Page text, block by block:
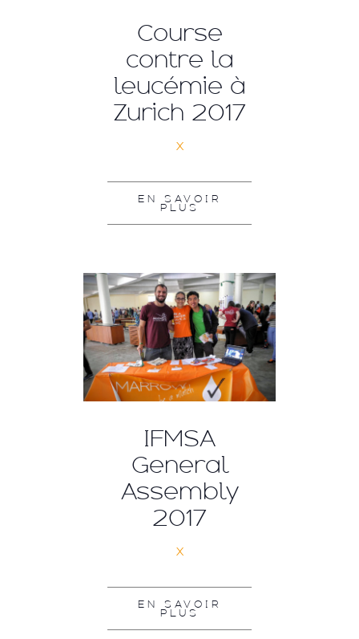
Course
contre la
leucémie à
Zurich 2017
x
EN SAVOIR
PLUS
IFMSA
General
Assembly
2017
x
EN SAVOIR
PLUS